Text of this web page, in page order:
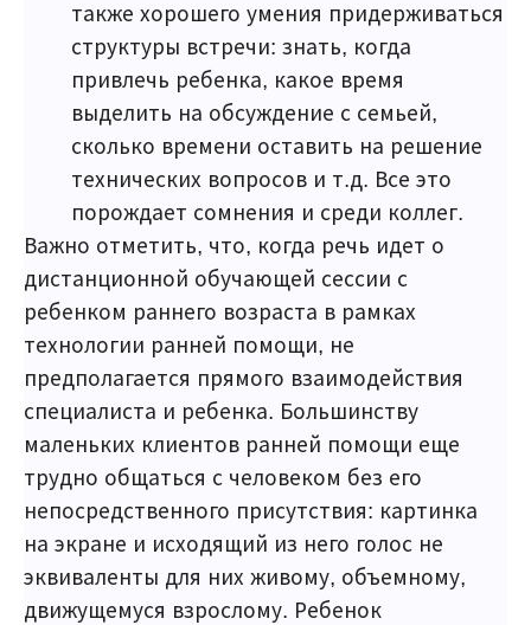
также хорошего умения придерживаться
структуры встречи: знать, когда
привлечь ребенка, какое время
выделить на обсуждение с семьей,
сколько времени оставить на решение
технических вопросов и т.д. Все это
порождает сомнения и среди коллег.
Важно отметить, что, когда речь идет о
дистанционной обучающей сессии с
ребенком раннего возраста в рамках
технологии ранней помощи, не
предполагается прямого взаимодействия
специалиста и ребенка. Большинству
маленьких клиентов ранней помощи еще
трудно общаться с человеком без его
непосредственного присутствия: картинка
на экране и исходящий из него голос не
эквиваленты для них живому, объемному,
движущемуся взрослому. Ребенок